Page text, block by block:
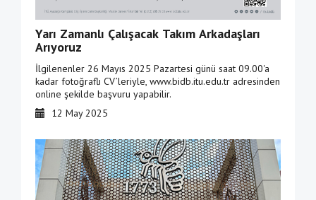
Yarı Zamanlı Çalışacak Takım Arkadaşları
Arıyoruz
İlgilenenler 26 Mayıs 2025 Pazartesi günü saat 09.00'a
kadar fotoğraflı CV’leriyle, www.bidb.itu.edu.tr adresinden
online şekilde başvuru yapabilir.
12 May 2025